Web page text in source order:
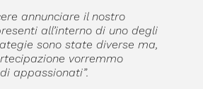
annunciare il nostro
all’interno di uno degli
sono state diverse ma,
vorremmo
appassionati”.